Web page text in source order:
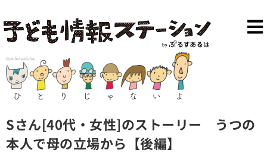
Sさん[40代・女性]のストーリー うつの
本人で母の立場から【後編】